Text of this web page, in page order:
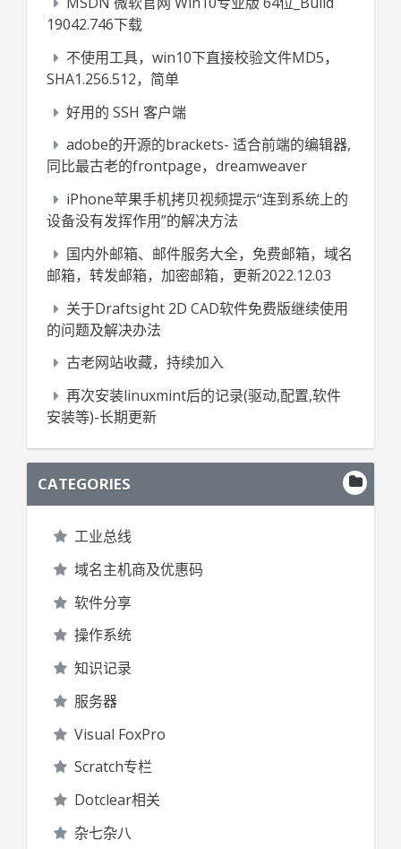
19042.746下载
不使用工具，win10下直接校验文件MD5，
SHA1.256.512，简单
好用的 SSH 客户端
adobe的开源的brackets- 适合前端的编辑器,
同比最古老的frontpage，dreamweaver
iPhone苹果手机拷贝视频提示“连到系统上的
设备没有发挥作用”的解决方法
国内外邮箱、邮件服务大全，免费邮箱，域名
邮箱，转发邮箱，加密邮箱，更新2022.12.03
关于Draftsight 2D CAD软件免费版继续使用
的问题及解决办法
古老网站收藏，持续加入
再次安装linuxmint后的记录(驱动,配置,软件
安装等)-长期更新
CATEGORIES
工业总线
域名主机商及优惠码
软件分享
操作系统
知识记录
服务器
Visual FoxPro
Scratch专栏
Dotclear相关
杂七杂八